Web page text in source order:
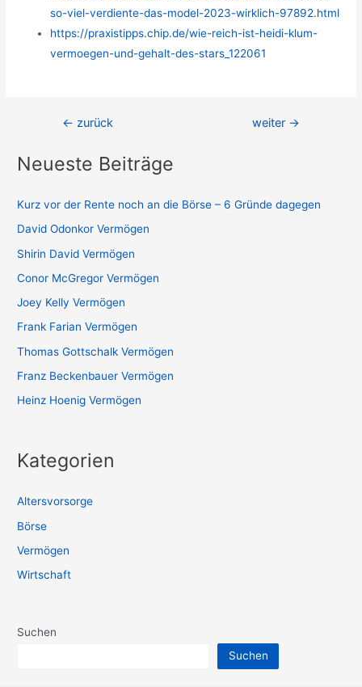
so-viel-verdiente-das-model-2023-wirklich-97892.html
https://praxistipps.chip.de/wie-reich-ist-heidi-klum-
vermoegen-und-gehalt-des-stars_122061
Beitragsnavigation
← zurück weiter →
Neueste Beiträge
Kurz vor der Rente noch an die Börse – 6 Gründe dagegen
David Odonkor Vermögen
Shirin David Vermögen
Conor McGregor Vermögen
Joey Kelly Vermögen
Frank Farian Vermögen
Thomas Gottschalk Vermögen
Franz Beckenbauer Vermögen
Heinz Hoenig Vermögen
Kategorien
Altersvorsorge
Börse
Vermögen
Wirtschaft
Suchen
Suchen